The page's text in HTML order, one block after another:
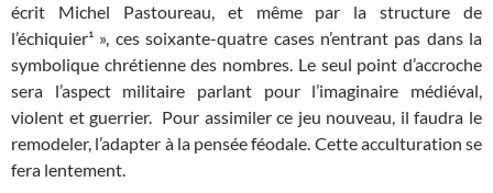
écrit Michel Pastoureau, et même par la structure de
l’échiquier¹ », ces soixante-quatre cases n’entrant pas dans la
symbolique chrétienne des nombres. Le seul point d’accroche
sera l’aspect militaire parlant pour l’imaginaire médiéval,
violent et guerrier. Pour assimiler ce jeu nouveau, il faudra le
remodeler, l’adapter à la pensée féodale. Cette acculturation se
fera lentement.